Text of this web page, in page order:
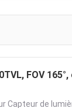
FOV
Capteur de